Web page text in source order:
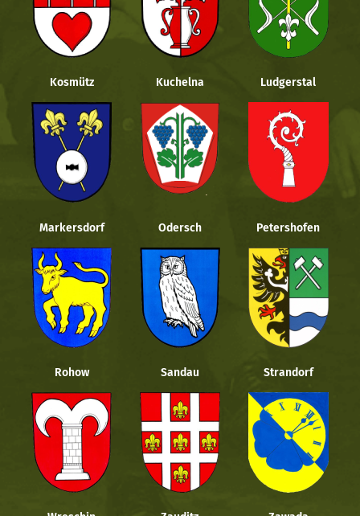
Kosmütz Kuchelna Ludgerstal
Markersdorf Odersch Petershofen
Rohow Sandau Strandorf